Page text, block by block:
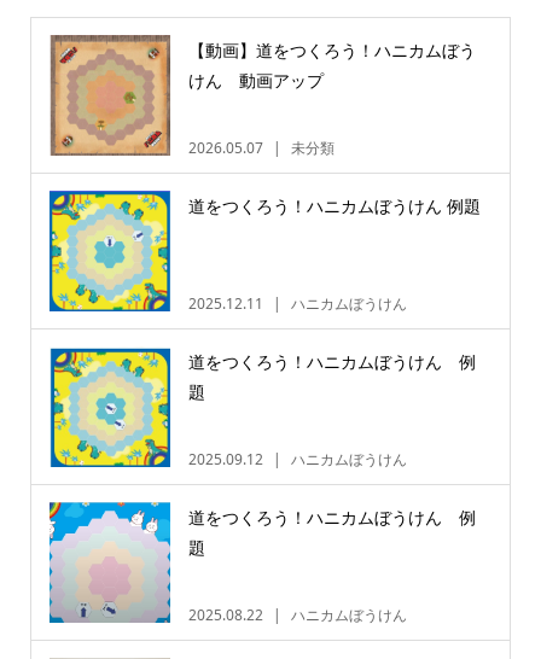
【動画】道をつくろう！ハニカムぼう
けん 動画アップ
2026.05.07 未分類
道をつくろう！ハニカムぼうけん 例題
2025.12.11 ハニカムぼうけん
道をつくろう！ハニカムぼうけん 例
題
2025.09.12 ハニカムぼうけん
道をつくろう！ハニカムぼうけん 例
題
2025.08.22 ハニカムぼうけん